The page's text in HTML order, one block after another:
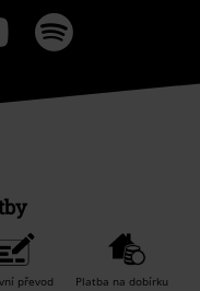
převod Platba na dobírku